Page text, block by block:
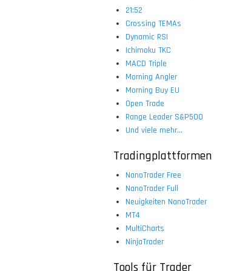
21:52
Crossing TEMAs
Dynamic RSI
Ichimoku TKC
MACD Triple
Morning Angler
Morning Buy EU
Open Trade
Range Leader S&P500
Und viele mehr...
Tradingplattformen
NanoTrader Free
NanoTrader Full
Neuigkeiten NanoTrader
MT4
MultiCharts
NinjaTrader
Tools für Trader